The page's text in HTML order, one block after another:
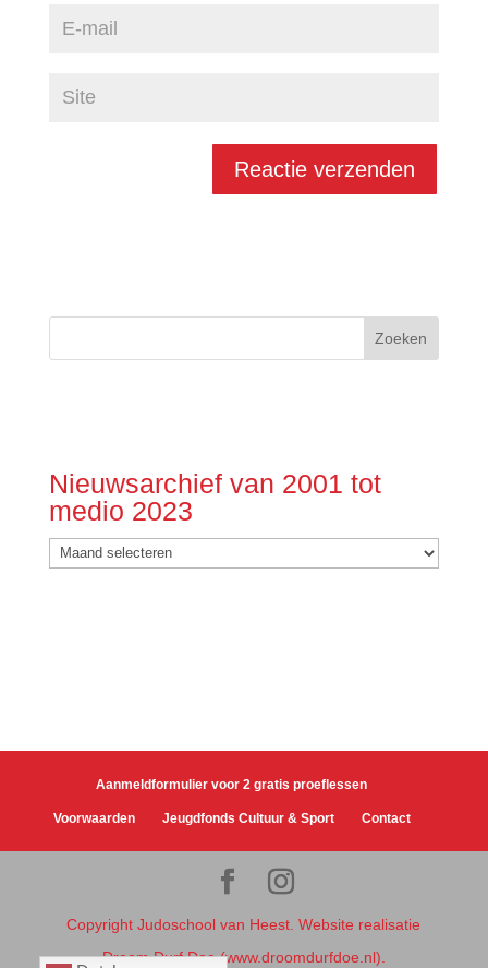
Nieuwsarchief van 2001 tot
medio 2023
Nieuwsarchief
van
Aanmeldformulier voor 2 gratis proeflessen
Voorwaarden Jeugdfonds Cultuur & Sport Contact
Copyright Judoschool van Heest. Website realisatie
Droom Durf Doe (www.droomdurfdoe.nl).